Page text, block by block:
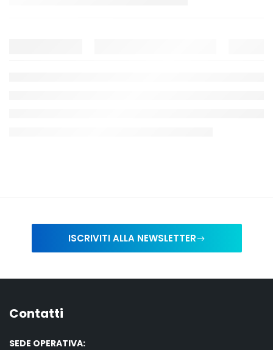
ISCRIVITI ALLA NEWSLETTER
Contatti
SEDE OPERATIVA: